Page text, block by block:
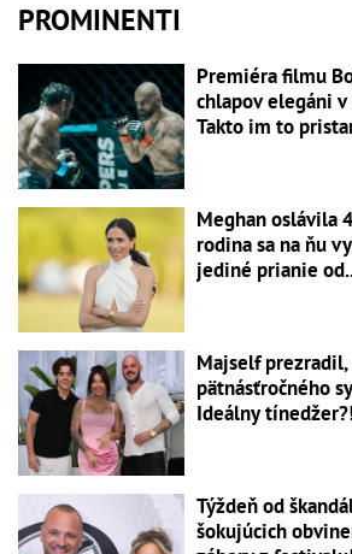
PROMINENTI
Premiéra filmu
chlapov elegáni v
Takto im to
Meghan oslávila
rodina sa na ňu
jediné prianie
Majself
pätnásťročného
Ideálny tínedžer?!
Týždeň od
šokujúcich